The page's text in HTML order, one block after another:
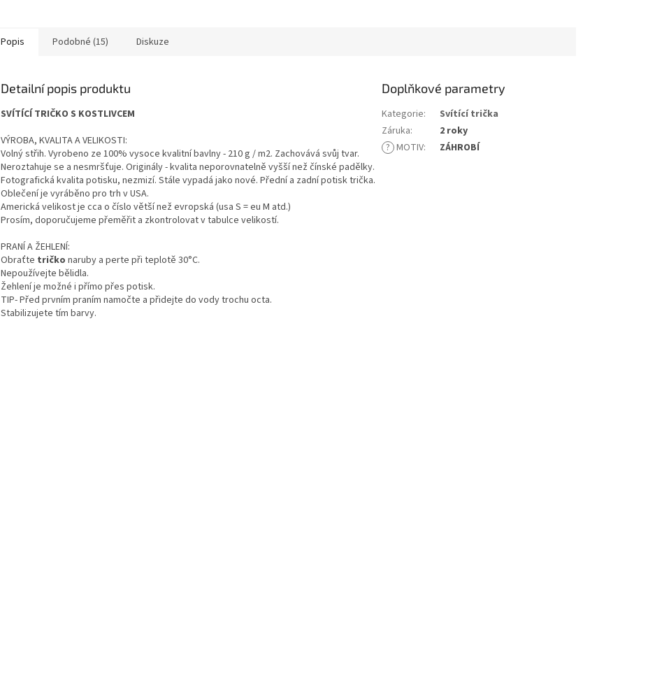
Popis Podobné (15) Diskuze
Detailní popis produktu
SVÍTÍCÍ TRIČKO S KOSTLIVCEM
VÝROBA, KVALITA A VELIKOSTI:
Volný střih. Vyrobeno ze 100% vysoce kvalitní bavlny - 210 g / m2. Zachovává svůj tvar.
Neroztahuje se a nesmršťuje. Originály - kvalita neporovnatelně vyšší než čínské padělky.
Fotografická kvalita potisku, nezmizí. Stále vypadá jako nové. Přední a zadní potisk trička.
Oblečení je vyráběno pro trh v USA.
Americká velikost je cca o číslo větší než evropská (usa S = eu M atd.)
Prosím, doporučujeme přeměřit a zkontrolovat v tabulce velikostí.
PRANÍ A ŽEHLENÍ:
Obraťte tričko naruby a perte při teplotě 30°C.
Nepoužívejte bělidla.
Žehlení je možné i přímo přes potisk.
TIP- Před prvním praním namočte a přidejte do vody trochu octa.
Stabilizujete tím barvy.
Doplňkové parametry
Kategorie:
Svítící trička
Záruka:
2 roky
? MOTIV: ZÁHROBÍ